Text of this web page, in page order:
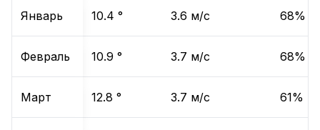
Январь 10.4 ° 3.6 м/с 68%
Февраль 10.9 ° 3.7 м/с 68%
Март 12.8 ° 3.7 м/с 61%